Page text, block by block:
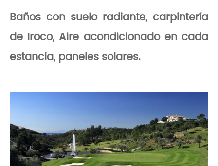
Baños con suelo radiante, carpintería
de Iroco, Aire acondicionado en cada
estancia, paneles solares.